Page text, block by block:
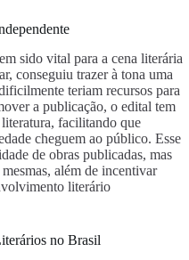
sido vital para a cena literária
conseguiu trazer à tona uma
teriam recursos para
a publicação, o edital tem
facilitando que
cheguem ao público. Esse
de obras publicadas, mas
além de incentivar
literário
no Brasil